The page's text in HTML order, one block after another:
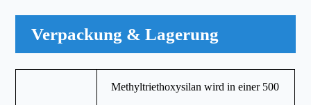
Verpackung & Lagerung
Methyltriethoxysilan wird in einer 500